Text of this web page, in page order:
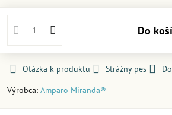
Do
Otázka k produktu Strážny pes
Výrobca: Amparo Miranda®